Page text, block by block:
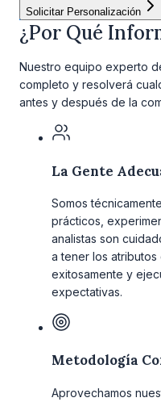
Solicitar Personalización
¿Por Qué
Nuestro equipo experto
completo y resolverá
antes y después de la
La Gente
Somos
prácticos,
analistas son
a tener los
exitosamente y
expectativas.
Metodología
Aprovechamos